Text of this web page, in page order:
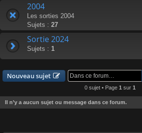
2004
Les sorties 2004
Sujets : 27
Sortie 2024
Sujets : 1
Nouveau sujet
0 sujet • Page 1 sur 1
Il n’y a aucun sujet ou message dans ce forum.